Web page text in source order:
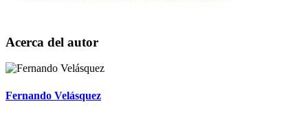
Acerca del autor
Fernando Velásquez